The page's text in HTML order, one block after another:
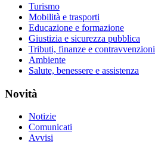
Turismo
Mobilità e trasporti
Educazione e formazione
Giustizia e sicurezza pubblica
Tributi, finanze e contravvenzioni
Ambiente
Salute, benessere e assistenza
Novità
Notizie
Comunicati
Avvisi